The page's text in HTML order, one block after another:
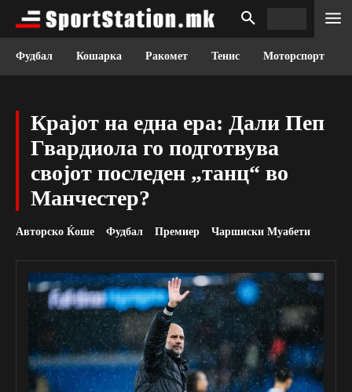
Фудбал Кошарка Ракомет Тенис Моторспорт
Крајот на една ера: Дали Пеп
Гвардиола го подготвува
својот последен „танц“ во
Манчестер?
Авторско Ќоше Фудбал Премиер Чаршиски Муабети